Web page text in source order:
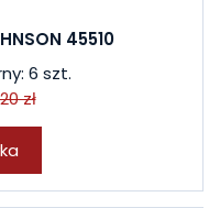
45510
6 szt.
zł